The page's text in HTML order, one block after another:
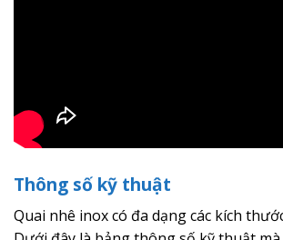
Thông số kỹ thuật
Quai nhê inox có đa dạng các kích